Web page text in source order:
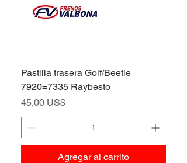
Pastilla trasera Golf/Beetle
7920=7335 Raybesto
Precio
45,00 US$
Agregar al carrito